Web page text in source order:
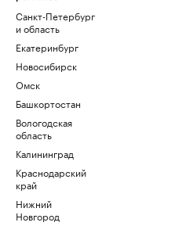
Санкт-Петербург
и область
Екатеринбург
Новосибирск
Омск
Башкортостан
Вологодская
область
Калининград
Краснодарский
край
Нижний
Новгород